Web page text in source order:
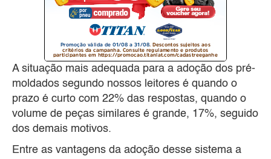
A situação mais adequada para a adoção dos pré-
moldados segundo nossos leitores é quando o
prazo é curto com 22% das respostas, quando o
volume de peças similares é grande, 17%, seguido
dos demais motivos.
Entre as vantagens da adoção desse sistema a